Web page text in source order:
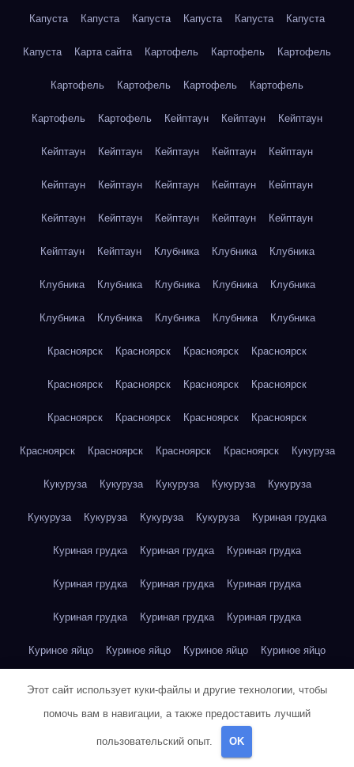
Капуста Капуста Капуста Капуста Капуста Капуста
Капуста Карта сайта Картофель Картофель Картофель
Картофель Картофель Картофель Картофель
Картофель Картофель Кейптаун Кейптаун Кейптаун
Кейптаун Кейптаун Кейптаун Кейптаун Кейптаун
Кейптаун Кейптаун Кейптаун Кейптаун Кейптаун
Кейптаун Кейптаун Кейптаун Кейптаун Кейптаун
Кейптаун Кейптаун Клубника Клубника Клубника
Клубника Клубника Клубника Клубника Клубника
Клубника Клубника Клубника Клубника Клубника
Красноярск Красноярск Красноярск Красноярск
Красноярск Красноярск Красноярск Красноярск
Красноярск Красноярск Красноярск Красноярск
Красноярск Красноярск Красноярск Красноярск Кукуруза
Кукуруза Кукуруза Кукуруза Кукуруза Кукуруза
Кукуруза Кукуруза Кукуруза Кукуруза Куриная грудка
Куриная грудка Куриная грудка Куриная грудка
Куриная грудка Куриная грудка Куриная грудка
Куриная грудка Куриная грудка Куриная грудка
Куриное яйцо Куриное яйцо Куриное яйцо Куриное яйцо
Куриное яйцо Куриное яйцо Куриное яйцо
Куриное яйцо Куриное яйцо Куриное яйцо
Этот сайт использует куки-файлы и другие технологии, чтобы
помочь вам в навигации, а также предоставить лучший
пользовательский опыт. OK